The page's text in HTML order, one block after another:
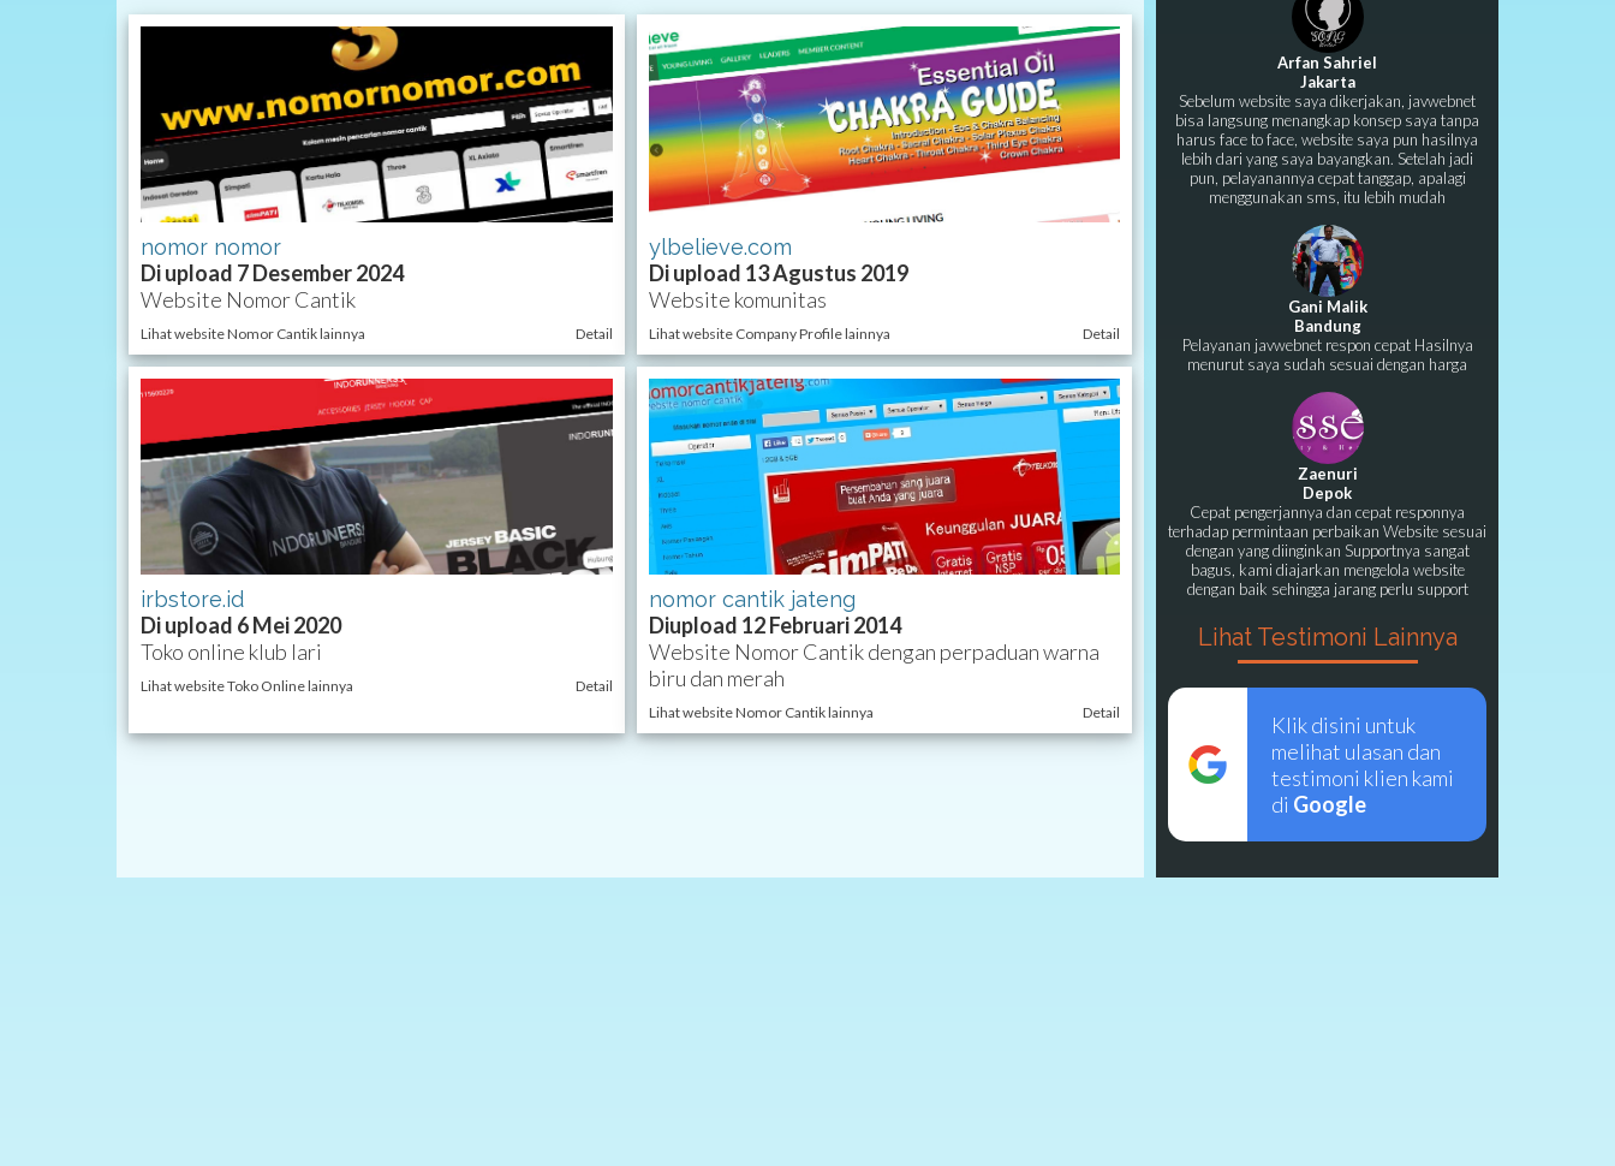
nomor nomor
Di upload 7 Desember 2024
Website Nomor Cantik
Lihat website Nomor Cantik lainnya Detail
ylbelieve.com
Di upload 13 Agustus 2019
Website komunitas
Lihat website Company Profile lainnya Detail
irbstore.id
Di upload 6 Mei 2020
Toko online klub lari
Lihat website Toko Online lainnya Detail
nomor cantik jateng
Diupload 12 Februari 2014
Website Nomor Cantik dengan perpaduan warna
biru dan merah
Lihat website Nomor Cantik lainnya Detail
Arfan Sahriel
Jakarta
Sebelum website saya dikerjakan, javwebnet
bisa langsung menangkap konsep saya tanpa
harus face to face, website saya pun hasilnya
lebih dari yang saya bayangkan. Setelah jadi
pun, pelayanannya cepat tanggap, apalagi
menggunakan sms, itu lebih mudah
Gani Malik
Bandung
Pelayanan javwebnet respon cepat Hasilnya
menurut saya sudah sesuai dengan harga
Zaenuri
Depok
Cepat pengerjannya dan cepat responnya
terhadap permintaan perbaikan Website sesuai
dengan yang diinginkan Supportnya sangat
bagus, kami diajarkan mengelola website
dengan baik sehingga jarang perlu support
Lihat Testimoni Lainnya
Klik disini untuk
melihat ulasan dan
testimoni klien kami
di Google